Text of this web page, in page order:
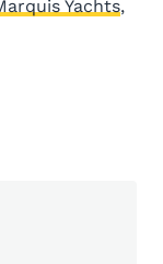
Yachts,